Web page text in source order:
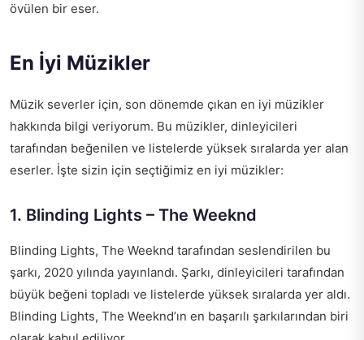
övülen bir eser.
En İyi Müzikler
Müzik severler için, son dönemde çıkan en iyi müzikler
hakkında bilgi veriyorum. Bu müzikler, dinleyicileri
tarafından beğenilen ve listelerde yüksek sıralarda yer alan
eserler. İşte sizin için seçtiğimiz en iyi müzikler:
1. Blinding Lights – The Weeknd
Blinding Lights, The Weeknd tarafından seslendirilen bu
şarkı, 2020 yılında yayınlandı. Şarkı, dinleyicileri tarafından
büyük beğeni topladı ve listelerde yüksek sıralarda yer aldı.
Blinding Lights, The Weeknd’ın en başarılı şarkılarından biri